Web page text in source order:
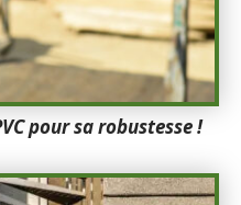
pour sa robustesse !